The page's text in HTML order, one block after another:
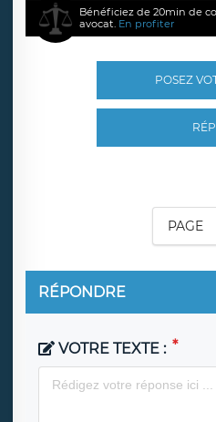
Bénéficiez de 20min de
avocat. En profiter
POSEZ
PAGE
RÉPONDRE
VOTRE TEXTE :